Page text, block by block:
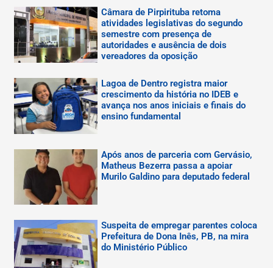
Câmara de Pirpirituba retoma
atividades legislativas do segundo
semestre com presença de
autoridades e ausência de dois
vereadores da oposição
Lagoa de Dentro registra maior
crescimento da história no IDEB e
avança nos anos iniciais e finais do
ensino fundamental
Após anos de parceria com Gervásio,
Matheus Bezerra passa a apoiar
Murilo Galdino para deputado federal
Suspeita de empregar parentes coloca
Prefeitura de Dona Inês, PB, na mira
do Ministério Público